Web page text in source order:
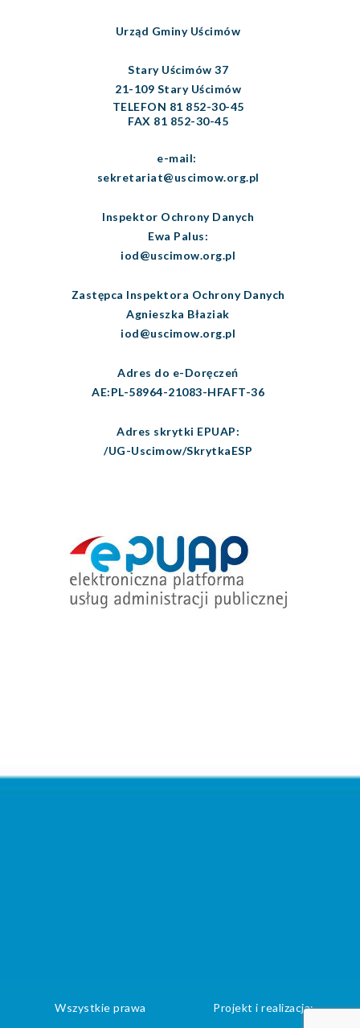
Urząd Gminy Uścimów
Stary Uścimów 37
21-109 Stary Uścimów
TELEFON 81 852-30-45
FAX 81 852-30-45
e-mail:
sekretariat@uscimow.org.pl
Inspektor Ochrony Danych
Ewa Palus:
iod@uscimow.org.pl
Zastępca Inspektora Ochrony Danych
Agnieszka Błaziak
iod@uscimow.org.pl
Adres do e-Doręczeń
AE:PL-58964-21083-HFAFT-36
Adres skrytki EPUAP:
/UG-Uscimow/SkrytkaESP
Wszystkie prawa Projekt i realizacja: